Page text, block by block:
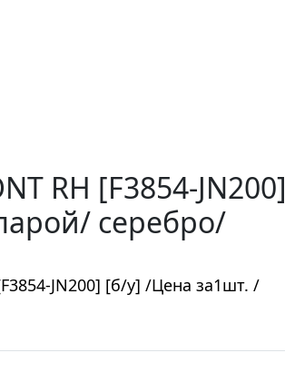
RH [F3854-JN200]
серебро/
JN200] [б/у] /Цена за1шт. /